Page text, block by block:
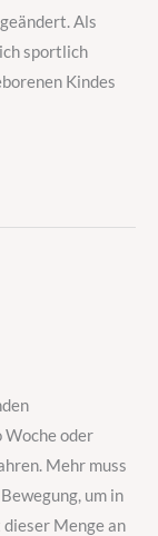
Als
sportlich
Kindes
Woche oder
Mehr muss
um in
Menge an